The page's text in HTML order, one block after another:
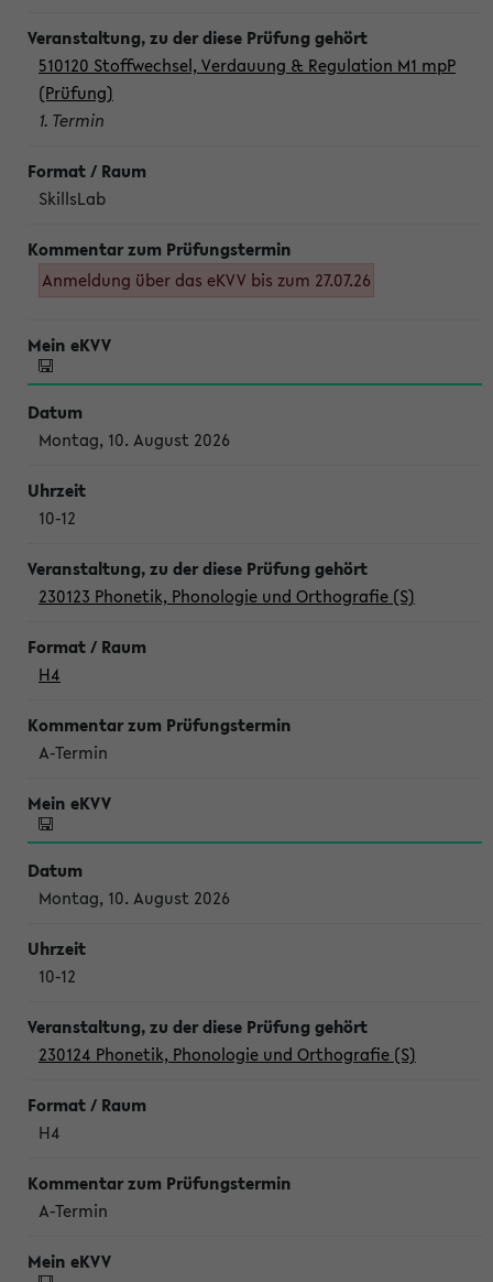
510120 Stoffwechsel, Verdauung & Regulation M1 mpP
(Prüfung)
1. Termin
SkillsLab
Anmeldung über das eKVV bis zum 27.07.26
Montag, 10. August 2026
10-12
230123 Phonetik, Phonologie und Orthografie (S)
H4
A-Termin
Montag, 10. August 2026
10-12
230124 Phonetik, Phonologie und Orthografie (S)
H4
A-Termin